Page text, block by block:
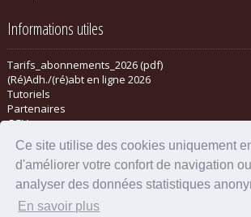
Ce site utilise des cookies uniquement
d'améliorer votre confort de navigation
analyser des données statistiques
En savoir plus
Informations utiles
Tarifs_abonnements_2026 (pdf)
(Ré)Adh./(ré)abt en ligne 2026
Tutoriels
Partenaires
CGV